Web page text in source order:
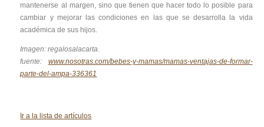
mantenerse al margen, sino que tienen que hacer todo lo posible para
cambiar y mejorar las condiciones en las que se desarrolla la vida
académica de sus hijos.
Imagen: regalosalacarta.
fuente: www.nosotras.com/bebes-y-mamas/mamas-ventajas-de-formar-
parte-del-ampa-336361
Ir a la lista de artículos